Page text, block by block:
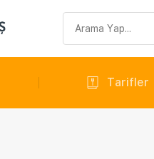
sorgusu
Tarifler